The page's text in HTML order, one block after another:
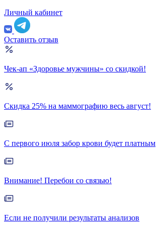
Личный кабинет
Оставить отзыв
Чек-ап «Здоровье мужчины» со скидкой!
Скидка 25% на маммографию весь август!
С первого июля забор крови будет платным
Внимание! Перебои со связью!
Если не получили результаты анализов